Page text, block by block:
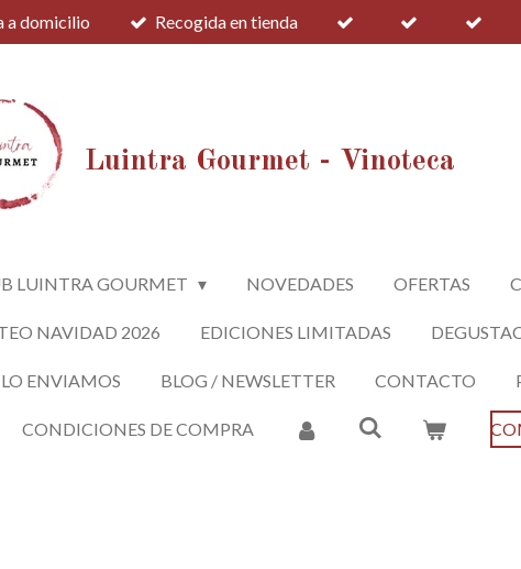
a domicilio Recogida en tienda
Luintra Gourmet - Vinoteca
LUINTRA GOURMET NOVEDADES OFERTAS
NAVIDAD 2026 EDICIONES LIMITADAS
ENVIAMOS BLOG / NEWSLETTER CONTACTO
CONDICIONES DE COMPRA